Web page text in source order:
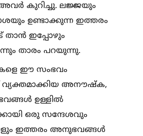
കുറിച്ചു. ലജ്ജയും
ഉണ്ടാക്കുന്ന ഇത്തരം
താൻ ഇപ്പോഴും
താരം പറയുന്നു.
ഈ സംഭവം
വ്യക്തമാക്കിയ അനൗഷ്ക,
ഉള്ളില്‍
ഒരു സന്ദേശവും
ഇത്തരം അനുഭവങ്ങള്‍